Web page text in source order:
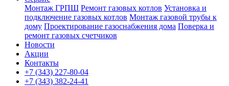
Монтаж ГРПШ Ремонт газовых котлов Установка и
подключение газовых котлов Монтаж газовой трубы к
дому Проектирование газоснабжения дома Поверка и
ремонт газовых счетчиков
Новости
Акции
Контакты
+7 (343) 227-80-04
+7 (343) 382-24-41